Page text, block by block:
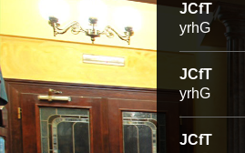
JCfT
yrhG
JCfT
yrhG
JCfT